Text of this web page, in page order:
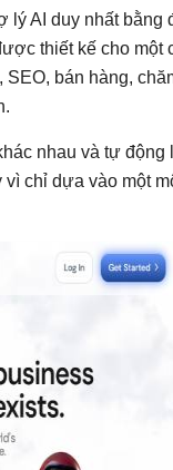
lý AI duy nhất bằng
thiết kế cho một
bán hàng,
nhau và tự động
chỉ dựa vào một